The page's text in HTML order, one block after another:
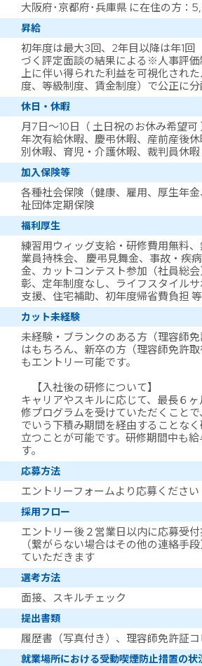
大阪府･京都府･兵庫県 に在住の方：
昇給
初年度は最大3回、2年目以降は年1回
づく評定面談の結果による※人事評
上に伴い得られた利益を可視化され
度、等級制度、賃金制度）で公正に分
休日・休暇
月7日～10日（ 土日祝のお休み希望可
年次有給休暇、慶弔休暇、産前産後
別休暇、育児・介護休暇、裁判員休暇
加入保険等
各種社会保険（健康、雇用、厚生年
祉団体定期保険
福利厚生
練習用ウィッグ支給・研修費用無料
業員持株会、 慶弔見舞金、事故・疾
金、カットコンテスト参加（社員総
彰、定年制度なし、ライフスタイル
支援、住宅補助、初年度帰省費負担
カット未経験
未経験・ブランクのある方（理容師免
はもちろん、新卒の方（理容師免許取
もエントリー可能です。
【入社後の研修について】
キャリアやスキルに応じて、最長６
修プログラムを受けていただくこと
でいう下積み期間を経由することな
立つことが可能です。研修期間中も
す。
応募方法
エントリーフォームより応募ください
採用フロー
エントリー後２営業日以内に応募受
（繋がらない場合はその他の連絡手
ていただきます
選考方法
面接、スキルチェック
提出書類
履歴書（写真付き）、理容師免許証コ
就業場所における受動喫煙防止措置の状